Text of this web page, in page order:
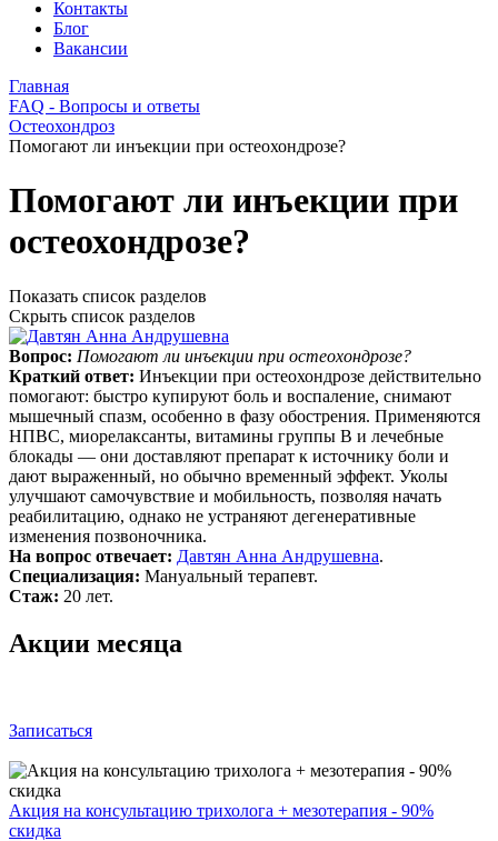
Контакты
Блог
Вакансии
Главная
FAQ - Вопросы и ответы
Остеохондроз
Помогают ли инъекции при остеохондрозе?
Помогают ли инъекции при
остеохондрозе?
Показать список разделов
Скрыть список разделов
Вопрос: Помогают ли инъекции при остеохондрозе?
Краткий ответ: Инъекции при остеохондрозе действительно
помогают: быстро купируют боль и воспаление, снимают
мышечный спазм, особенно в фазу обострения. Применяются
НПВС, миорелаксанты, витамины группы B и лечебные
блокады — они доставляют препарат к источнику боли и
дают выраженный, но обычно временный эффект. Уколы
улучшают самочувствие и мобильность, позволяя начать
реабилитацию, однако не устраняют дегенеративные
изменения позвоночника.
На вопрос отвечает: Давтян Анна Андрушевна.
Специализация: Мануальный терапевт.
Стаж: 20 лет.
Акции месяца
Записаться
Акция на консультацию трихолога + мезотерапия - 90%
скидка